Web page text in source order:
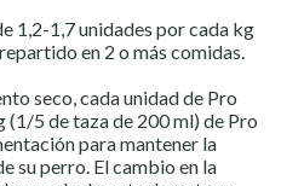
1,2-1,7 unidades por cada kg
en 2 o más comidas.
seco, cada unidad de Pro
5 de taza de 200 ml) de Pro
para mantener la
su perro. El cambio en la